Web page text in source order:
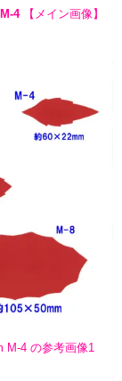
4【メイン画像】
M-4 の参考画像1